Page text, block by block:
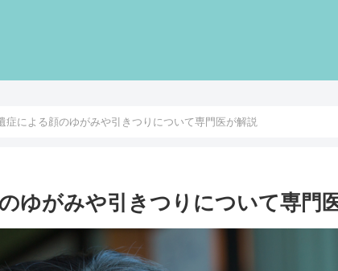
症による顔のゆがみや引きつりについて専門医が解説
ゆがみや引きつりについて専門